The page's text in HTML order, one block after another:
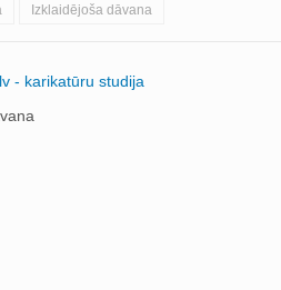
Izklaidējoša dāvana
- karikatūru studija